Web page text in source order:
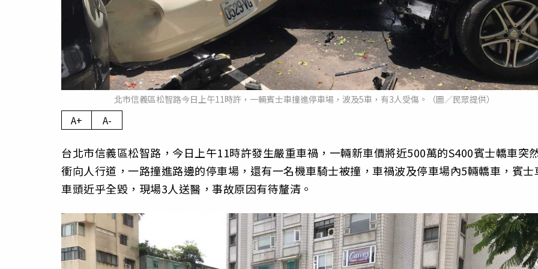
北市信義區松智路今日上午11時許，一輛賓士車撞進停車場，波及5車，有3人受傷。（圖／民眾提供）
A+ A-
台北市信義區松智路，今日上午11時許發生嚴重車禍，一輛新車價將近500萬的S400賓士轎車突
衝向人行道，一路撞進路邊的停車場，還有一名機車騎士被撞，車禍波及停車場內5輛轎車，賓士
車頭近乎全毀，現場3人送醫，事故原因有待釐清。